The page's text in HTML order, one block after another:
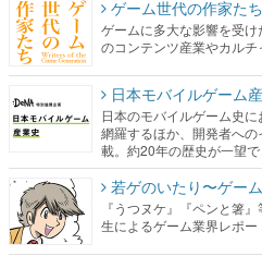
ゲーム世代の作家たち
ゲームに多大な影響を受
のコンテンツ産業やカルチ
日本モバイルゲーム
日本のモバイルゲーム史
網羅するほか、開発者へ
載。約20年の歴史が一望で
若ゲのいたり〜ゲー
『うつヌケ』『ペンと箸
生によるゲーム業界レポー